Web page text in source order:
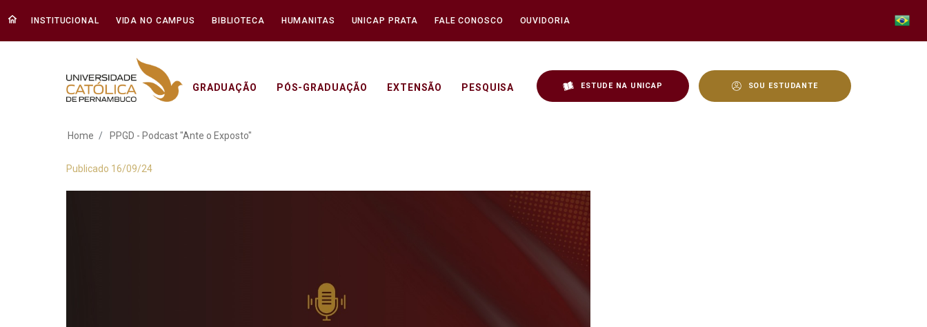
INSTITUCIONAL VIDA NO CAMPUS BIBLIOTECA HUMANITAS UNICAP PRATA FALE CONOSCO OUVIDORIA
GRADUAÇÃO PÓS-GRADUAÇÃO EXTENSÃO PESQUISA ESTUDE NA UNICAP SOU ESTUDANTE
PPGD - Podcast "Ante o Exposto" - Unicap
Home PPGD - Podcast "Ante o Exposto"
Publicado 16/09/24